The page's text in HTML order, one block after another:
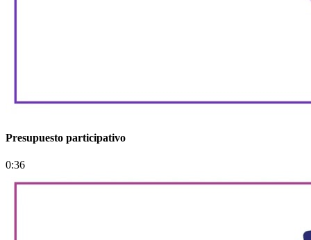
Presupuesto participativo
0:36